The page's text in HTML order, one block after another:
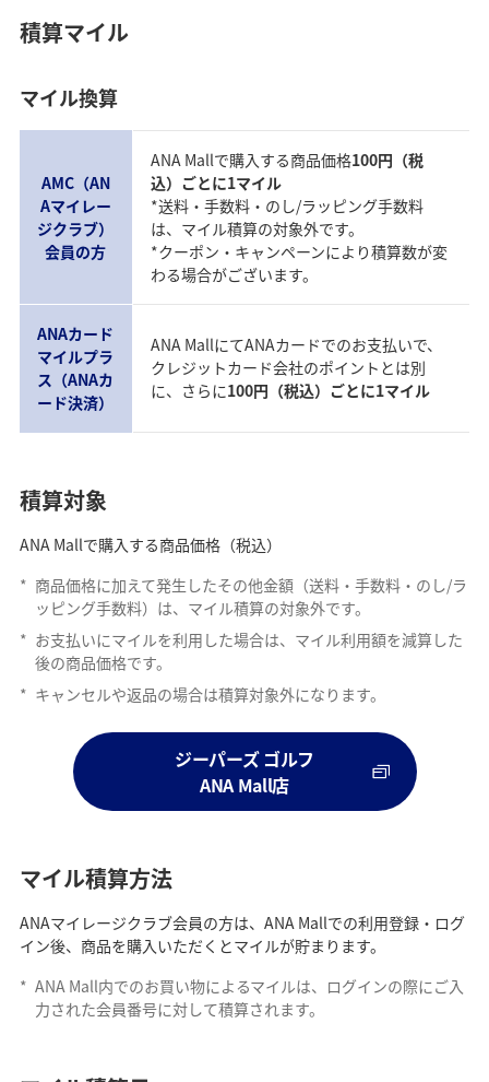
積算マイル
マイル換算
AMC（AN
Aマイレー
ジクラブ）
会員の方
ANA Mallで購入する商品価格100円（税
込）ごとに1マイル
*送料・手数料・のし/ラッピング手数料
は、マイル積算の対象外です。
*クーポン・キャンペーンにより積算数が変
わる場合がございます。
ANAカード
マイルプラ
ス（ANAカ
ード決済）
ANA MallにてANAカードでのお支払いで、
クレジットカード会社のポイントとは別
に、さらに100円（税込）ごとに1マイル
積算対象
ANA Mallで購入する商品価格（税込）
* 商品価格に加えて発生したその他金額（送料・手数料・のし/ラ
ッピング手数料）は、マイル積算の対象外です。
* お支払いにマイルを利用した場合は、マイル利用額を減算した
後の商品価格です。
* キャンセルや返品の場合は積算対象外になります。
ジーパーズ ゴルフ
ANA Mall店
マイル積算方法
ANAマイレージクラブ会員の方は、ANA Mallでの利用登録・ログ
イン後、商品を購入いただくとマイルが貯まります。
* ANA Mall内でのお買い物によるマイルは、ログインの際にご入
力された会員番号に対して積算されます。